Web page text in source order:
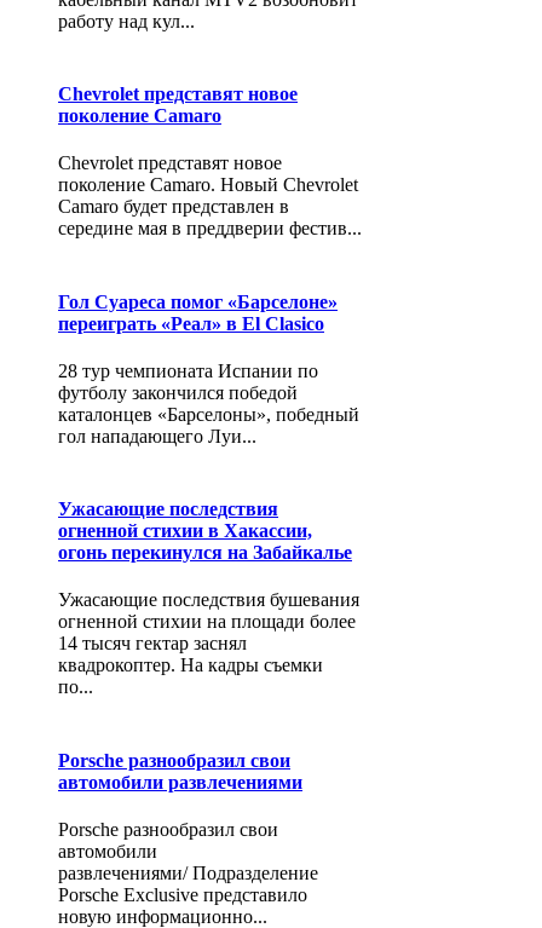
работу над кул...
Chevrolet представят новое
поколение Camaro
Chevrolet представят новое
поколение Camaro. Новый Chevrolet
Camaro будет представлен в
середине мая в преддверии фестив...
Гол Суареса помог «Барселоне»
переиграть «Реал» в El Clasico
28 тур чемпионата Испании по
футболу закончился победой
каталонцев «Барселоны», победный
гол нападающего Луи...
Ужасающие последствия
огненной стихии в Хакассии,
огонь перекинулся на Забайкалье
Ужасающие последствия бушевания
огненной стихии на площади более
14 тысяч гектар заснял
квадрокоптер. На кадры съемки
по...
Porsche разнообразил свои
автомобили развлечениями
Porsche разнообразил свои
автомобили
развлечениями/ Подразделение
Porsche Exclusive представило
новую информационно...